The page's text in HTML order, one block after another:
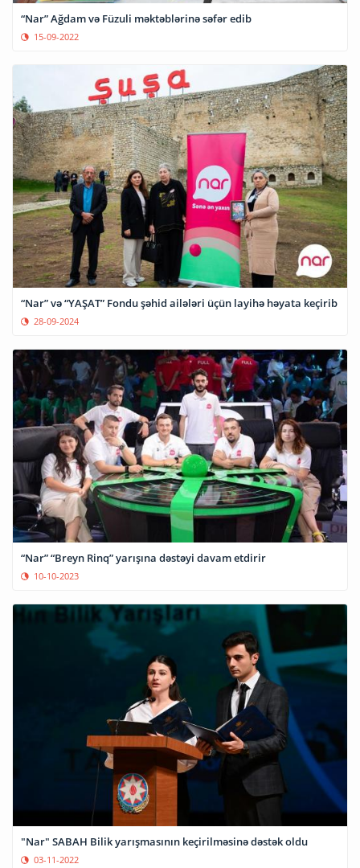
“Nar” Ağdam və Füzuli məktəblərinə səfər edib
15-09-2022
“Nar” və “YAŞAT” Fondu şəhid ailələri üçün layihə həyata keçirib
28-09-2024
“Nar” “Breyn Rinq” yarışına dəstəyi davam etdirir
10-10-2023
"Nar" SABAH Bilik yarışmasının keçirilməsinə dəstək oldu
03-11-2022